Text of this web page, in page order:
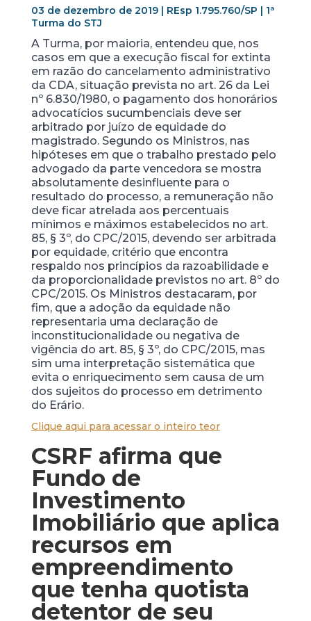
03 de dezembro de 2019 | REsp 1.795.760/SP | 1ª
Turma do STJ
A Turma, por maioria, entendeu que, nos
casos em que a execução fiscal for extinta
em razão do cancelamento administrativo
da CDA, situação prevista no art. 26 da Lei
nº 6.830/1980, o pagamento dos honorários
advocatícios sucumbenciais deve ser
arbitrado por juízo de equidade do
magistrado. Segundo os Ministros, nas
hipóteses em que o trabalho prestado pelo
advogado da parte vencedora se mostra
absolutamente desinfluente para o
resultado do processo, a remuneração não
deve ficar atrelada aos percentuais
mínimos e máximos estabelecidos no art.
85, § 3º, do CPC/2015, devendo ser arbitrada
por equidade, critério que encontra
respaldo nos princípios da razoabilidade e
da proporcionalidade previstos no art. 8º do
CPC/2015. Os Ministros destacaram, por
fim, que a adoção da equidade não
representaria uma declaração de
inconstitucionalidade ou negativa de
vigência do art. 85, § 3º, do CPC/2015, mas
sim uma interpretação sistemática que
evita o enriquecimento sem causa de um
dos sujeitos do processo em detrimento
do Erário.
Clique aqui para acessar o inteiro teor
CSRF afirma que
Fundo de
Investimento
Imobiliário que aplica
recursos em
empreendimento
que tenha quotista
detentor de seu